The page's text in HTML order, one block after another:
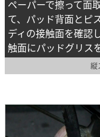
ペーパーで擦って面
て、パッド背面とピ
ディの接触面を確認
触面にパッドグリス
縦